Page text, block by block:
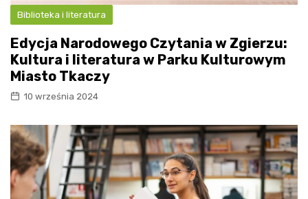
Biblioteka i literatura
Edycja Narodowego Czytania w Zgierzu:
Kultura i literatura w Parku Kulturowym
Miasto Tkaczy
10 września 2024